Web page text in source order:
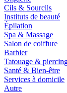
Cils & Sourcils
Instituts de beauté
Épilation
Spa & Massage
Salon de coiffure
Barbier
Tatouage &
Santé & Bien-être
Services à domicile
Autre